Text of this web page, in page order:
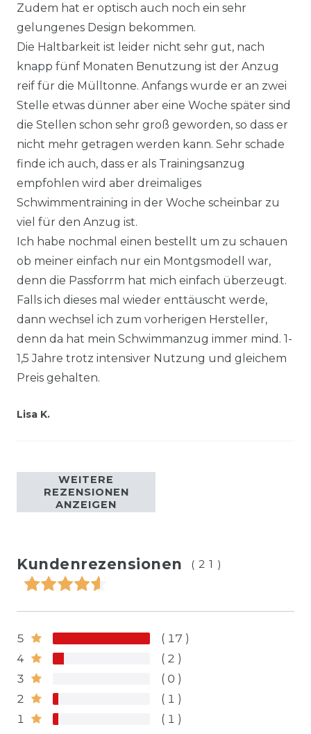
Zudem hat er optisch auch noch ein sehr
gelungenes Design bekommen.
Die Haltbarkeit ist leider nicht sehr gut, nach
knapp fünf Monaten Benutzung ist der Anzug
reif für die Mülltonne. Anfangs wurde er an zwei
Stelle etwas dünner aber eine Woche später sind
die Stellen schon sehr groß geworden, so dass er
nicht mehr getragen werden kann. Sehr schade
finde ich auch, dass er als Trainingsanzug
empfohlen wird aber dreimaliges
Schwimmentraining in der Woche scheinbar zu
viel für den Anzug ist.
Ich habe nochmal einen bestellt um zu schauen
ob meiner einfach nur ein Montgsmodell war,
denn die Passforrm hat mich einfach überzeugt.
Falls ich dieses mal wieder enttäuscht werde,
dann wechsel ich zum vorherigen Hersteller,
denn da hat mein Schwimmanzug immer mind. 1-
1,5 Jahre trotz intensiver Nutzung und gleichem
Preis gehalten.
Lisa K.
WEITERE
REZENSIONEN
ANZEIGEN
Kundenrezensionen (21)
5
17
4
2
3
0
2
1
1
1